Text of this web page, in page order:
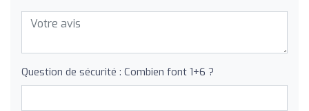
Question de sécurité : Combien font 1+6 ?